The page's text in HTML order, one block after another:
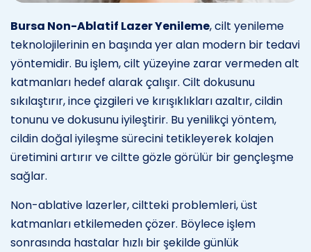
Bursa Non-Ablatif Lazer Yenileme, cilt yenileme
teknolojilerinin en başında yer alan modern bir tedavi
yöntemidir. Bu işlem, cilt yüzeyine zarar vermeden alt
katmanları hedef alarak çalışır. Cilt dokusunu
sıkılaştırır, ince çizgileri ve kırışıklıkları azaltır, cildin
tonunu ve dokusunu iyileştirir. Bu yenilikçi yöntem,
cildin doğal iyileşme sürecini tetikleyerek kolajen
üretimini artırır ve ciltte gözle görülür bir gençleşme
sağlar.
Non-ablative lazerler, ciltteki problemleri, üst
katmanları etkilemeden çözer. Böylece işlem
sonrasında hastalar hızlı bir şekilde günlük